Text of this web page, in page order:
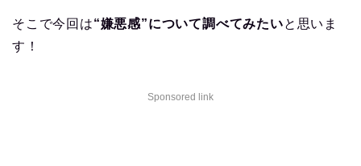
そこで今回は“嫌悪感”について調べてみたいと思いま
す！
Sponsored link